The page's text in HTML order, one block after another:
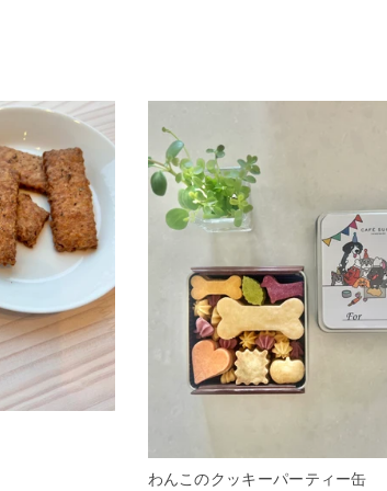
わんこのクッキーパーティー缶